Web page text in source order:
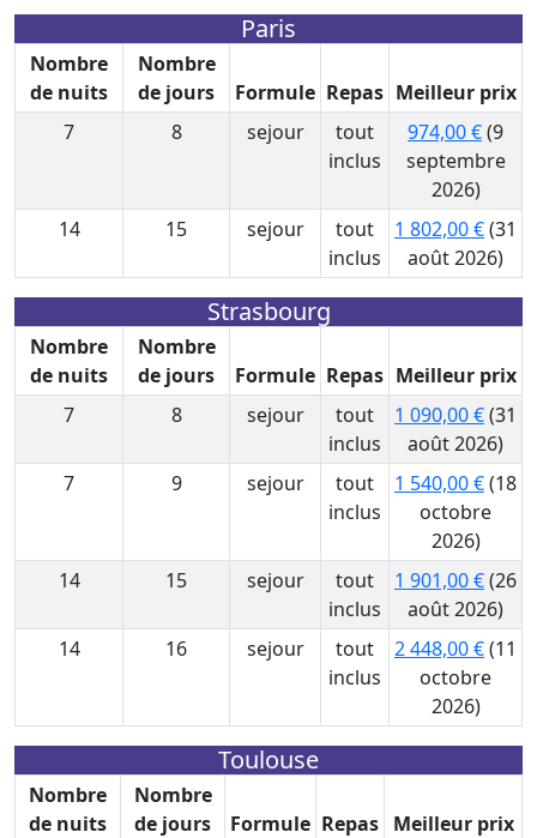
Paris
Nombre
de nuits
Nombre
de jours
Formule Repas Meilleur prix
7
8 sejour
tout
inclus
974,00 €(9
septembre
2026)
14
15 sejour
tout
inclus
1 802,00 €(31
août 2026)
Strasbourg
Nombre
de nuits
Nombre
de jours
Formule Repas Meilleur prix
7
8 sejour
tout
inclus
1 090,00 €(31
août 2026)
7
9 sejour
tout
inclus
1 540,00 €(18
octobre
2026)
14
15 sejour
tout
inclus
1 901,00 €(26
août 2026)
14
16 sejour
tout
inclus
2 448,00 €(11
octobre
2026)
Toulouse
Nombre
de nuits
Nombre
de jours
Formule Repas Meilleur prix